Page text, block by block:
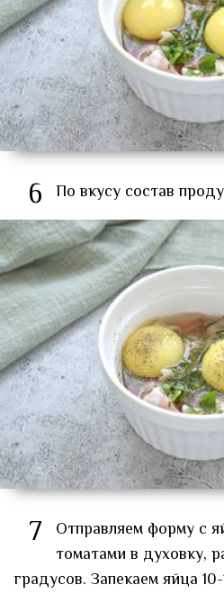
6 По вкусу состав
7
Отправляем форму с
томатами в духовку,
градусов. Запекаем яйца